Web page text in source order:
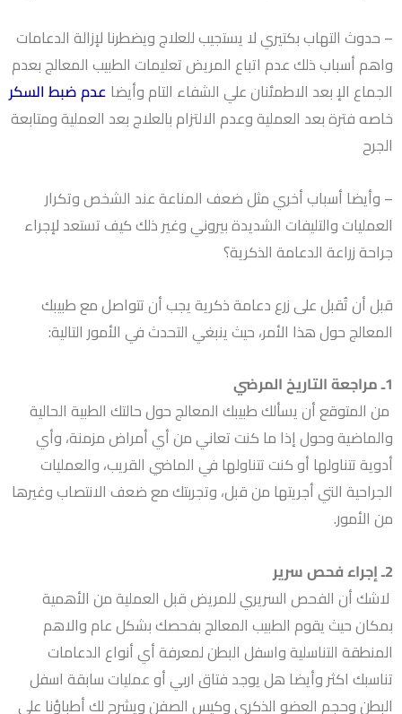
– حدوث التهاب بكتيري لا يستجيب للعلاج ويضطرنا لإزالة الدعامات
واهم أسباب ذلك عدم اتباع المريض تعليمات الطبيب المعالج بعدم
الجماع الإ بعد الاطمئنان علي الشفاء التام وأيضا عدم ضبط السكر
خاصه فترة بعد العملية وعدم الالتزام بالعلاج بعد العملية ومتابعة
الجرح
– ⁠وأيضا أسباب أخري مثل ضعف المناعة عند الشخص وتكرار
العمليات والتليفات الشديدة بيروني وغير ذلك كيف تستعد لإجراء
جراحة زراعة الدعامة الذكرية؟
قبل أن تُقبل على زرع دعامة ذكرية يجب أن تتواصل مع طبيبك
المعالج حول هذا الأمر، حيث ينبغي التحدث في الأمور التالية:
1ـ مراجعة التاريخ المرضي
من المتوقع أن يسألك طبيبك المعالج حول حالتك الطبية الحالية
والماضية وحول إذا ما كنت تعاني من أي أمراض مزمنة، وأي
أدوية تتناولها أو كنت تتناولها في الماضي القريب، والعمليات
الجراحية التي أجريتها من قبل، وتجربتك مع ضعف الانتصاب وغيرها
من الأمور.
2ـ إجراء فحص سرير
لاشك أن الفحص السريري للمريض قبل العملية من الأهمية
بمكان حيث يقوم الطبيب المعالج بفحصك بشكل عام والاهم
المنطقة التناسلية واسفل البطن لمعرفة أي أنواع الدعامات
تناسبك اكثر وأيضا هل يوجد فتاق اربي أو عمليات سابقة اسفل
البطن وحجم العضو الذكري وكيس الصفن ويشرح لك أطباؤنا علي